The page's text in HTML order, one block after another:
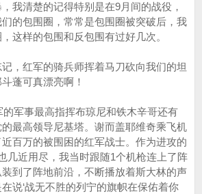
清楚的记得特别是在9月间的战役，
的包围圈，常常是包围圈被突破后，我
这样的包围和反包围有过好几次。
红军的骑兵师挥着马刀砍向我们的坦
蓬可真漂亮啊！
军事最高指挥布琼尼和铁木辛哥还有
最高领导尼基塔。谢而盖耶维奇乘飞机
百万的被围困的红军战士。作为进攻的
几近用尽，我当时跟随1个机枪连上了阵
到了阵地前沿，不断播放着斯大林的声
说‘战无不胜的列宁的旗帜在保佑着你